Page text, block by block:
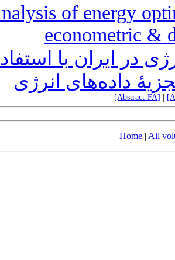
of energy
econometric &
در ایران با
داده‌های انرژی
[Abstract-FA]
Home | All